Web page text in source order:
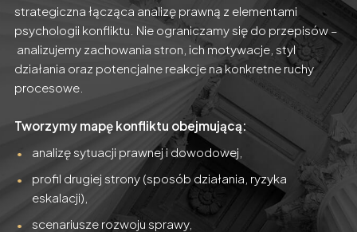
strategiczna łącząca analizę prawną z elementami
psychologii konfliktu. Nie ograniczamy się do przepisów –
analizujemy zachowania stron, ich motywacje, styl
działania oraz potencjalne reakcje na konkretne ruchy
procesowe.
Tworzymy mapę konfliktu obejmującą:
analizę sytuacji prawnej i dowodowej,
profil drugiej strony (sposób działania, ryzyka
eskalacji),
scenariusze rozwoju sprawy,